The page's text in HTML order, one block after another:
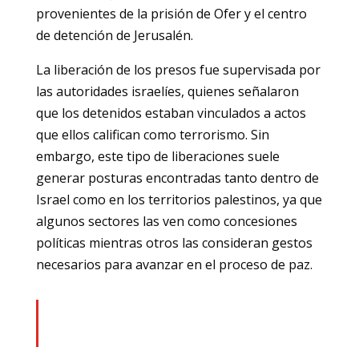
provenientes de la prisión de Ofer y el centro
de detención de Jerusalén.
La liberación de los presos fue supervisada por
las autoridades israelíes, quienes señalaron
que los detenidos estaban vinculados a actos
que ellos califican como terrorismo. Sin
embargo, este tipo de liberaciones suele
generar posturas encontradas tanto dentro de
Israel como en los territorios palestinos, ya que
algunos sectores las ven como concesiones
políticas mientras otros las consideran gestos
necesarios para avanzar en el proceso de paz.